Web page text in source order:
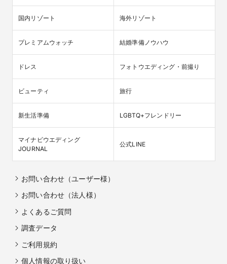
国内リゾート 海外リゾート
プレミアムウォッチ 結婚準備ノウハウ
ドレス フォトウエディング・前撮り
ビューティ 旅行
新生活準備 LGBTQ+フレンドリー
マイナビウエディング
JOURNAL
公式LINE
お問い合わせ（ユーザー様）
お問い合わせ（法人様）
よくあるご質問
調査データ
ご利用規約
個人情報の取り扱い